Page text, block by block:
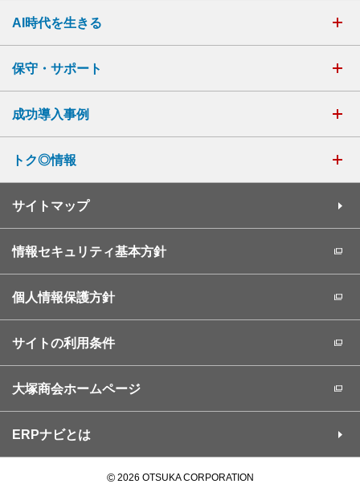
AI時代を生きる
保守・サポート
成功導入事例
トク◎情報
サイトマップ
情報セキュリティ基本方針
個人情報保護方針
サイトの利用条件
大塚商会ホームページ
ERPナビとは
©2026 OTSUKA CORPORATION